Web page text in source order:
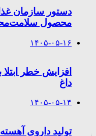
محصول
۱۴۰۵-۰۵-۱۶
افزایش خطر
داغ
۱۴۰۵-۰۵-۱۴
تولید داروی